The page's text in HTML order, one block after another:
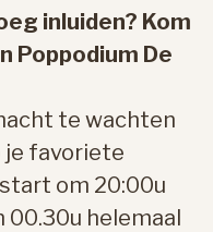
inluiden? Kom
Poppodium De
te wachten
je favoriete
om 20:00u
00.30u helemaal